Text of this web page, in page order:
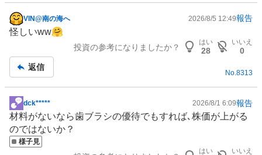
掲
示
事
VIN@南の海へ 2026/8/5 12:49報告
怪しいww🤗
投資の参考になりましたか？
はい
28
いいえ
0
返信
No.8313
掲
示
板
記
dck***** 2026/8/1 6:09報告
材料がないなら歯ブラシの優待でもすれば､株価が上がる
のではないか？
様子見
はい いいえ